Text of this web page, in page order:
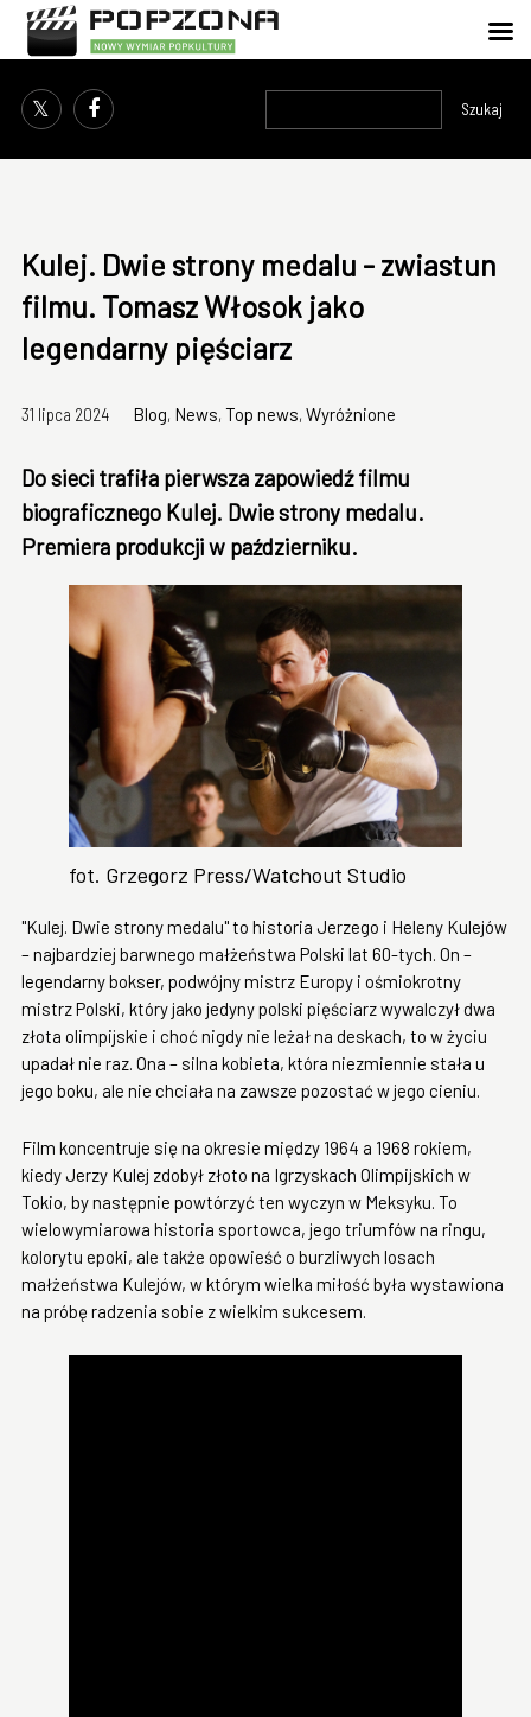
Szukaj
Kulej. Dwie strony medalu - zwiastun
filmu. Tomasz Włosok jako
legendarny pięściarz
31 lipca 2024 Blog, News, Top news, Wyróżnione
Do sieci trafiła pierwsza zapowiedź filmu
biograficznego Kulej. Dwie strony medalu.
Premiera produkcji w październiku.
fot. Grzegorz Press/Watchout Studio
"Kulej. Dwie strony medalu" to historia Jerzego i Heleny Kulejów
– najbardziej barwnego małżeństwa Polski lat 60-tych. On –
legendarny bokser, podwójny mistrz Europy i ośmiokrotny
mistrz Polski, który jako jedyny polski pięściarz wywalczył dwa
złota olimpijskie i choć nigdy nie leżał na deskach, to w życiu
upadał nie raz. Ona – silna kobieta, która niezmiennie stała u
jego boku, ale nie chciała na zawsze pozostać w jego cieniu.
Film koncentruje się na okresie między 1964 a 1968 rokiem,
kiedy Jerzy Kulej zdobył złoto na Igrzyskach Olimpijskich w
Tokio, by następnie powtórzyć ten wyczyn w Meksyku. To
wielowymiarowa historia sportowca, jego triumfów na ringu,
kolorytu epoki, ale także opowieść o burzliwych losach
małżeństwa Kulejów, w którym wielka miłość była wystawiona
na próbę radzenia sobie z wielkim sukcesem.